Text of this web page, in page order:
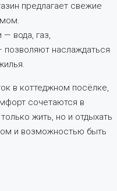
предлагает свежие
вода, газ,
позволяют наслаждаться
в коттеджном посёлке,
сочетаются в
жить, но и отдыхать
и возможностью быть